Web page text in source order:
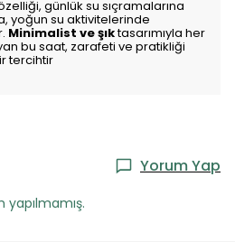
günlük su sıçramalarına
yoğun su aktivitelerinde
Minimalist ve şıktasarımıyla her
bu saat, zarafeti ve pratikliği
tercihtir
Yorum Yap